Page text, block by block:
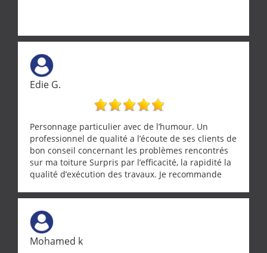
Edie G.
Personnage particulier avec de l’humour. Un
professionnel de qualité a l’écoute de ses clients de
bon conseil concernant les problèmes rencontrés
sur ma toiture Surpris par l’efficacité, la rapidité la
qualité d’exécution des travaux. Je recommande
Mohamed k